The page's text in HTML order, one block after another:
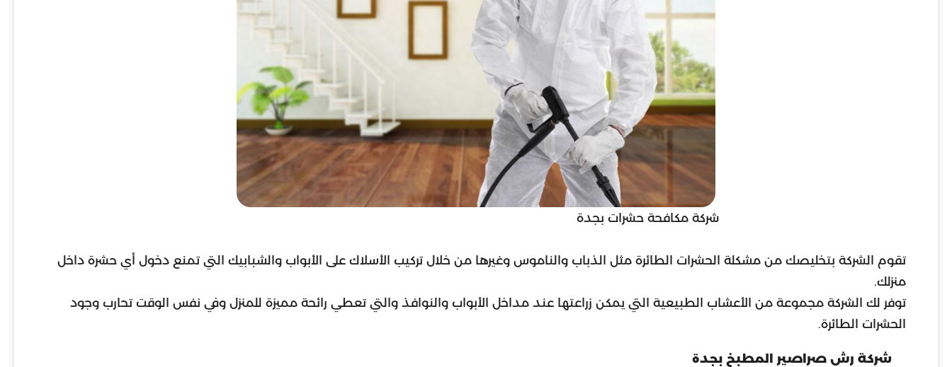
شركة مكافحة حشرات بجدة
تقوم الشركة بتخليصك من مشكلة الحشرات الطائرة مثل الذباب والناموس وغيرها من خلال تركيب الأسلاك على الأبواب والشبابيك التي تمنع دخول أي حشرة داخل
منزلك.
توفر لك الشركة مجموعة من الأعشاب الطبيعية التي يمكن زراعتها عند مداخل الأبواب والنوافذ والتي تعطي رائحة مميزة للمنزل وفي نفس الوقت تحارب وجود
الحشرات الطائرة.
شركة رش صراصير المطبخ بجدة